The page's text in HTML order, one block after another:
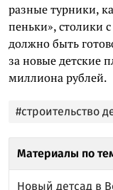
разные турники,
пеньки», столики
должно быть
за новые детские
миллиона рублей.
#строительство
Материалы по
Новый детсад в